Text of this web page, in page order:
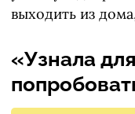
выходить из
«Узнала